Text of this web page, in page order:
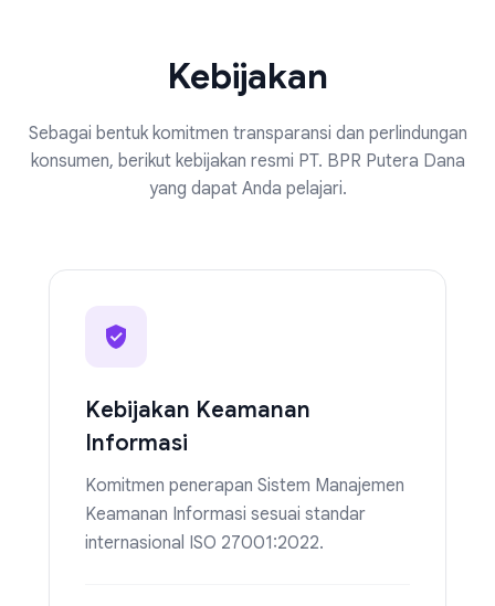
Kebijakan
Sebagai bentuk komitmen transparansi dan perlindungan
konsumen, berikut kebijakan resmi PT. BPR Putera Dana
yang dapat Anda pelajari.
Kebijakan Keamanan
Informasi
Komitmen penerapan Sistem Manajemen
Keamanan Informasi sesuai standar
internasional ISO 27001:2022.